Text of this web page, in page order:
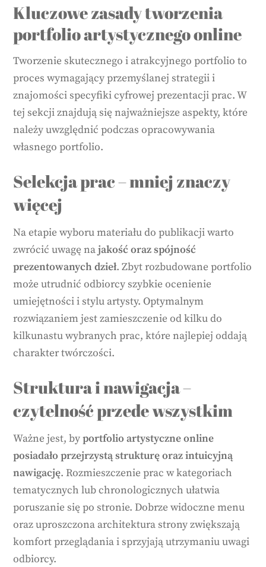
Kluczowe zasady tworzenia
portfolio artystycznego online
Tworzenie skutecznego i atrakcyjnego portfolio to
proces wymagający przemyślanej strategii i
znajomości specyfiki cyfrowej prezentacji prac. W
tej sekcji znajdują się najważniejsze aspekty, które
należy uwzględnić podczas opracowywania
własnego portfolio.
Selekcja prac – mniej znaczy
więcej
Na etapie wyboru materiału do publikacji warto
zwrócić uwagę najakość oraz spójność
prezentowanych dzieł. Zbyt rozbudowane portfolio
może utrudnić odbiorcy szybkie ocenienie
umiejętności i stylu artysty. Optymalnym
rozwiązaniem jest zamieszczenie od kilku do
kilkunastu wybranych prac, które najlepiej oddają
charakter twórczości.
Struktura i nawigacja –
czytelność przede wszystkim
Ważne jest, byportfolio artystyczne online
posiadało przejrzystą strukturę oraz intuicyjną
nawigację. Rozmieszczenie prac w kategoriach
tematycznych lub chronologicznych ułatwia
poruszanie się po stronie. Dobrze widoczne menu
oraz uproszczona architektura strony zwiększają
komfort przeglądania i sprzyjają utrzymaniu uwagi
odbiorcy.